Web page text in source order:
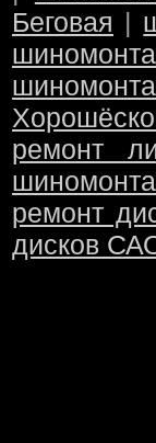
Беговая |
ремонт
ремонт
дисков